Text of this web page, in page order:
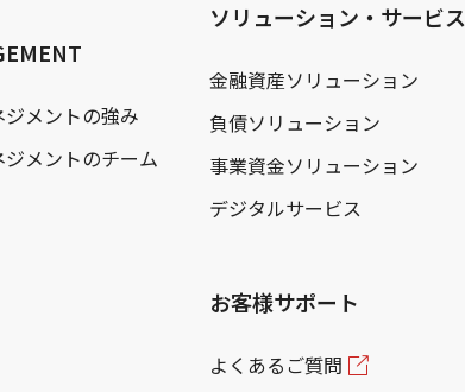
メントの強み
メントのチーム
ソリューション・サービス
金融資産ソリューション
負債ソリューション
事業資金ソリューション
デジタルサービス
お客様サポート
よくあるご質問